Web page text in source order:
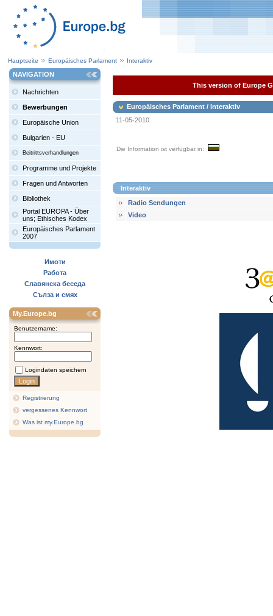
Hauptseite Europäisches Parlament Interaktiv
NAVIGATION
Nachrichten
Bewerbungen
Europäische Union
Bulgarien - EU
Beitrittsverhandlungen
Programme und Projekte
Fragen und Antworten
Bibliothek
Portal EUROPA - Über
uns; Ethisches Kodex
Europäisches Parlament
2007
Имоти
Работа
Славянска беседа
Сълза и смях
My.Europe.bg
Benutzername:
Kennwort:
Logindaten speichern
Registrierung
vergessenes Kennwort
Was ist my.Europe.bg
This version of Europe
Europäisches Parlament / Interaktiv
11-05-2010
Die Information ist verfügbar in:
Interaktiv
Radio Sendungen
Video